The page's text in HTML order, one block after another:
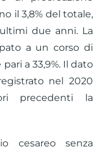
il 3,8% del totale,
due anni. La
a un corso di
a 33,9%. Il dato
nel 2020
precedenti la
cesareo senza